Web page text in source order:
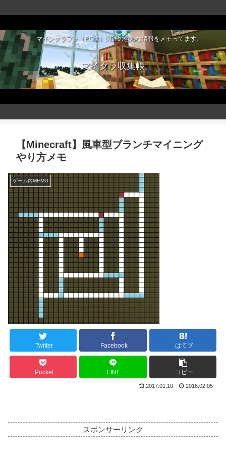
マインクラフト（PC版）関連の色んな情報をメモってます。
マイクラ収集帳
【Minecraft】風車型ブランチマイニング
やり方メモ
ゲーム内MEMO
Twitter Facebook はてブ
Pocket LINE コピー
2017.01.10 2016.02.05
スポンサーリンク